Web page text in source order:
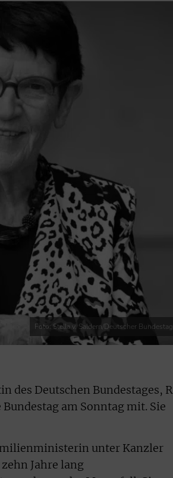
Foto: Stella v. Saldern/Deutscher
des Deutschen Bundestages,
am Sonntag mit. Sie
unter Kanzler
Jahre lang